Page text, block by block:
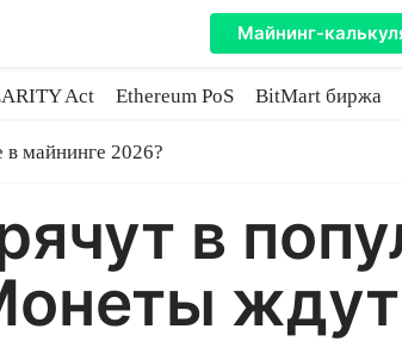
Майнинг-
Act Ethereum PoS BitMart биржа
в майнинге 2026?
в